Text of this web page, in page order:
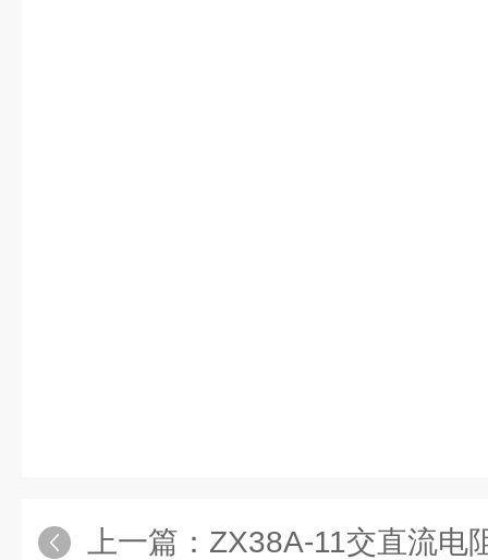
上一篇： ZX38A-11交直流电